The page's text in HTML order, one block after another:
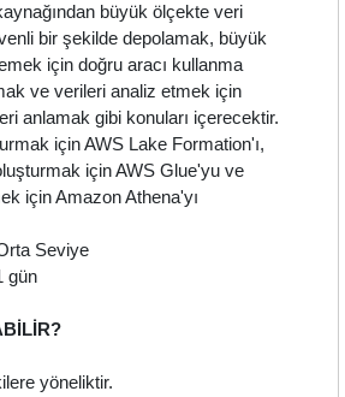
büyük ölçekte veri
bir şekilde depolamak, büyük
için doğru aracı kullanma
ve verileri analiz etmek için
anlamak gibi konuları içerecektir.
için AWS Lake Formation'ı,
için AWS Glue'yu ve
için Amazon Athena'yı
Seviye
gün
yöneliktir.